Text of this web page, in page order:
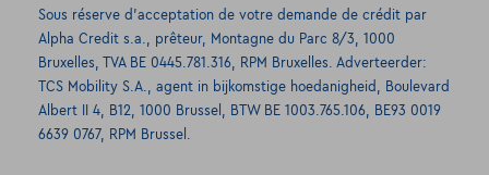
Sous réserve d’acceptation de votre demande de crédit par
Alpha Credit s.a., prêteur, Montagne du Parc 8/3, 1000
Bruxelles, TVA BE 0445.781.316, RPM Bruxelles. Adverteerder:
TCS Mobility S.A., agent in bijkomstige hoedanigheid, Boulevard
Albert II 4, B12, 1000 Brussel, BTW BE 1003.765.106, BE93 0019
6639 0767, RPM Brussel.